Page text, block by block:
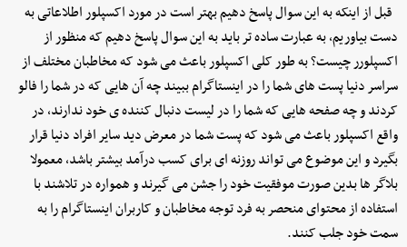
قبل از اینکه به این سوال پاسخ دهیم بهتر است در مورد اکسپلور اطلاعاتی به
دست بیاوریم، به عبارت ساده تر باید به این سوال پاسخ دهیم که منظور از
اکسپلورر چیست؟ به طور کلی اکسپلور باعث می شود که مخاطبان مختلف از
سراسر دنیا پست های شما را در اینستاگرام ببیند چه آن هایی که در شما را فالو
کردند و چه صفحه هایی که شما را در لیست دنبال کننده ی خود ندارند، در
واقع اکسپلور باعث می شود که پست شما در معرض دید سایر افراد دنیا قرار
بگیرد و این موضوع می تواند روزنه ای برای کسب درآمد بیشتر باشد، معمولا
بلاگر ها بدین صورت موفقیت خود را جشن می گیرند و همواره در تلاشند با
استفاده از محتوای منحصر به فرد توجه مخاطبان و کاربران اینستاگرام را به
سمت خود جلب کنند.